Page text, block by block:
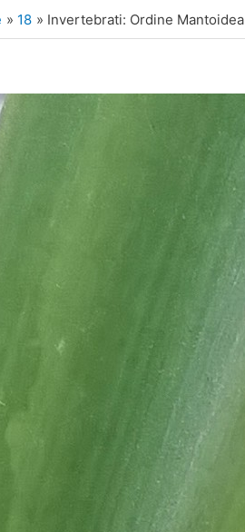
18 Invertebrati: Ordine Mantoidea